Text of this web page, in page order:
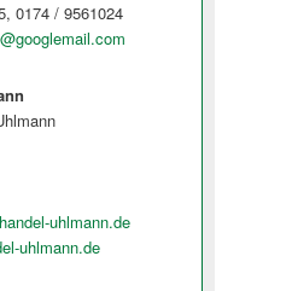
0174 / 9561024
uhlmann.de
uhlmann.de